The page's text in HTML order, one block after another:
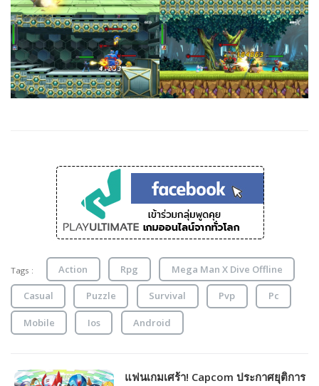
Tags : Action Rpg Mega Man X Dive Offline
Casual Puzzle Survival Pvp Pc
Mobile Ios Android
แฟนเกมเศร้า! Capcom ประกาศยุติการ